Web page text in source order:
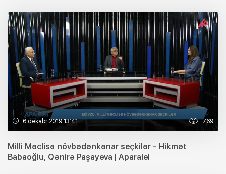
6 dekabr 2019 13:41 769
Milli Məclisə növbədənkənar seçkilər - Hikmət
Babaoğlu, Qənirə Paşayeva | Aparalel